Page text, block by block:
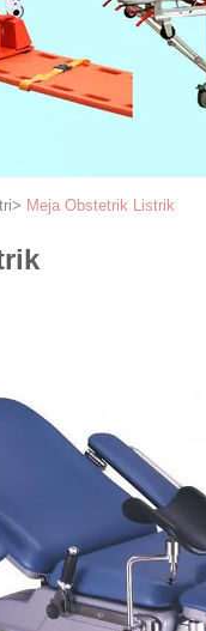
> Meja Obstetrik Listrik